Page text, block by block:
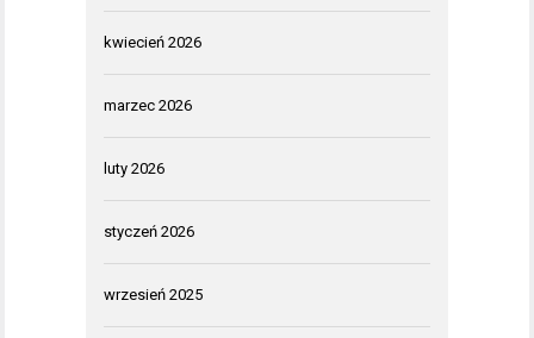
kwiecień 2026
marzec 2026
luty 2026
styczeń 2026
wrzesień 2025